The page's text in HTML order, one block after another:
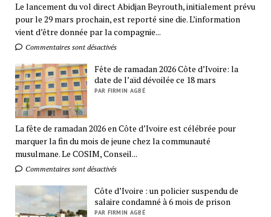
Le lancement du vol direct Abidjan Beyrouth, initialement prévu
pour le 29 mars prochain, est reporté sine die. L’information
vient d’être donnée par la compagnie...
Commentaires sont désactivés
Fête de ramadan 2026 Côte d’Ivoire: la
date de l’aïd dévoilée ce 18 mars
PAR FIRMIN AGBÉ
La fête de ramadan 2026 en Côte d’Ivoire est célébrée pour
marquer la fin du mois de jeune chez la communauté
musulmane. Le COSIM, Conseil...
Commentaires sont désactivés
Côte d’Ivoire : un policier suspendu de
salaire condamné à 6 mois de prison
PAR FIRMIN AGBÉ